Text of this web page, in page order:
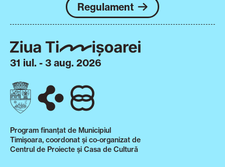
Regulament
31 iul. - 3 aug. 2026
Program finanțat de Municipiul
Timișoara, coordonat și co-organizat de
Centrul de Proiecte și Casa de Cultură